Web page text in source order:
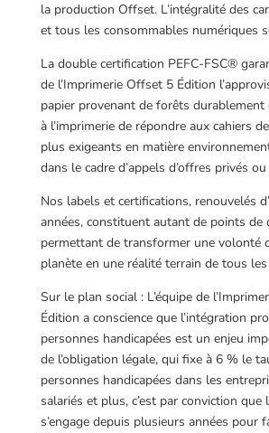
la production Offset. L’intégralité des
et tous les consommables numériques
La double certification PEFC-FSC®
de l’Imprimerie Offset 5 Édition
papier provenant de forêts durablement
à l’imprimerie de répondre aux cahiers
plus exigeants en matière
dans le cadre d’appels d’offres privés
Nos labels et certifications, renouvelés
années, constituent autant de points de
permettant de transformer une volonté
planète en une réalité terrain de tous
Sur le plan social : L’équipe de
Édition a conscience que l’intégration
personnes handicapées est un enjeu
de l’obligation légale, qui fixe à 6 % le
personnes handicapées dans les
salariés et plus, c’est par conviction que
s’engage depuis plusieurs années pour